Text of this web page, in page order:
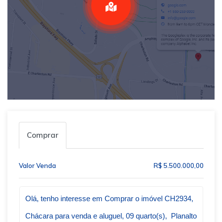
Comprar
Valor Venda R$ 5.500.000,00